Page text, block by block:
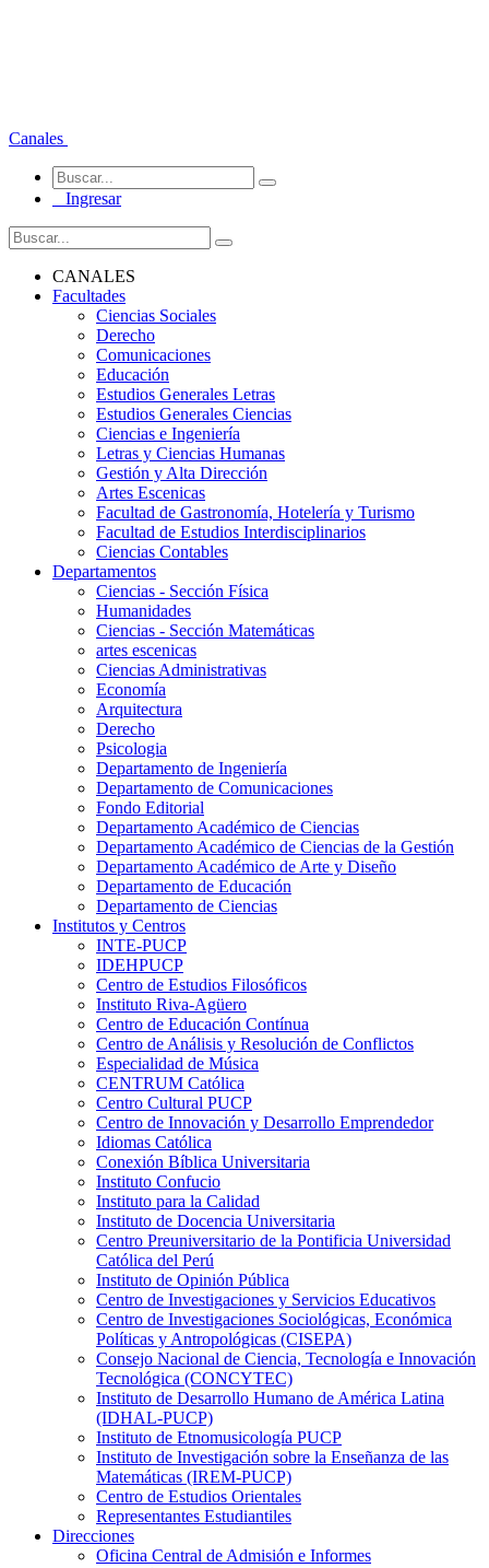
Canales
Ingresar
CANALES
Facultades
Ciencias Sociales
Derecho
Comunicaciones
Educación
Estudios Generales Letras
Estudios Generales Ciencias
Ciencias e Ingeniería
Letras y Ciencias Humanas
Gestión y Alta Dirección
Artes Escenicas
Facultad de Gastronomía, Hotelería y Turismo
Facultad de Estudios Interdisciplinarios
Ciencias Contables
Departamentos
Ciencias - Sección Física
Humanidades
Ciencias - Sección Matemáticas
artes escenicas
Ciencias Administrativas
Economía
Arquitectura
Derecho
Psicologia
Departamento de Ingeniería
Departamento de Comunicaciones
Fondo Editorial
Departamento Académico de Ciencias
Departamento Académico de Ciencias de la Gestión
Departamento Académico de Arte y Diseño
Departamento de Educación
Departamento de Ciencias
Institutos y Centros
INTE-PUCP
IDEHPUCP
Centro de Estudios Filosóficos
Instituto Riva-Agüero
Centro de Educación Contínua
Centro de Análisis y Resolución de Conflictos
Especialidad de Música
CENTRUM Católica
Centro Cultural PUCP
Centro de Innovación y Desarrollo Emprendedor
Idiomas Católica
Conexión Bíblica Universitaria
Instituto Confucio
Instituto para la Calidad
Instituto de Docencia Universitaria
Centro Preuniversitario de la Pontificia Universidad
Católica del Perú
Instituto de Opinión Pública
Centro de Investigaciones y Servicios Educativos
Centro de Investigaciones Sociológicas, Económica
Políticas y Antropológicas (CISEPA)
Consejo Nacional de Ciencia, Tecnología e Innovación
Tecnológica (CONCYTEC)
Instituto de Desarrollo Humano de América Latina
(IDHAL-PUCP)
Instituto de Etnomusicología PUCP
Instituto de Investigación sobre la Enseñanza de las
Matemáticas (IREM-PUCP)
Centro de Estudios Orientales
Representantes Estudiantiles
Direcciones
Oficina Central de Admisión e Informes